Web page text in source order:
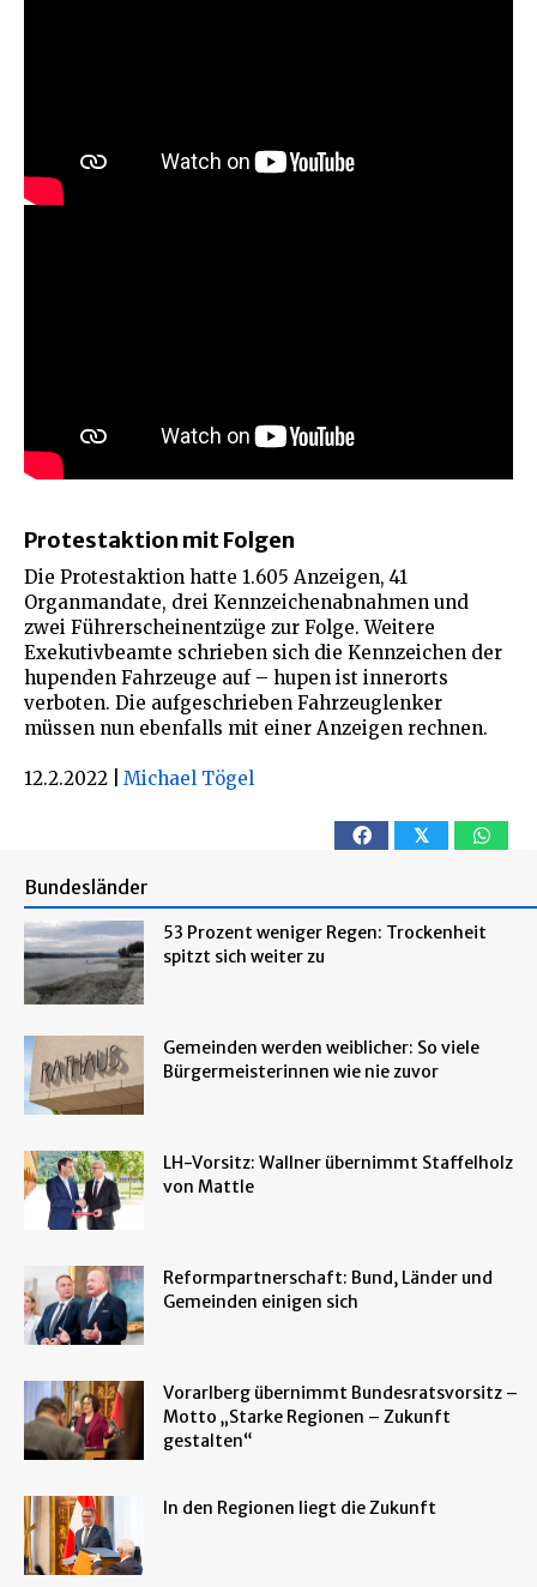
Protestaktion mit Folgen
Die Protestaktion hatte 1.605 Anzeigen, 41
Organmandate, drei Kennzeichenabnahmen und
zwei Führerscheinentzüge zur Folge. Weitere
Exekutivbeamte schrieben sich die Kennzeichen der
hupenden Fahrzeuge auf – hupen ist innerorts
verboten. Die aufgeschrieben Fahrzeuglenker
müssen nun ebenfalls mit einer Anzeigen rechnen.
12.2.2022 Michael Tögel
𝕏
Bundesländer
53 Prozent weniger Regen: Trockenheit
spitzt sich weiter zu
Gemeinden werden weiblicher: So viele
Bürgermeisterinnen wie nie zuvor
LH-Vorsitz: Wallner übernimmt Staffelholz
von Mattle
Reformpartnerschaft: Bund, Länder und
Gemeinden einigen sich
Vorarlberg übernimmt Bundesratsvorsitz –
Motto „Starke Regionen – Zukunft
gestalten“
In den Regionen liegt die Zukunft